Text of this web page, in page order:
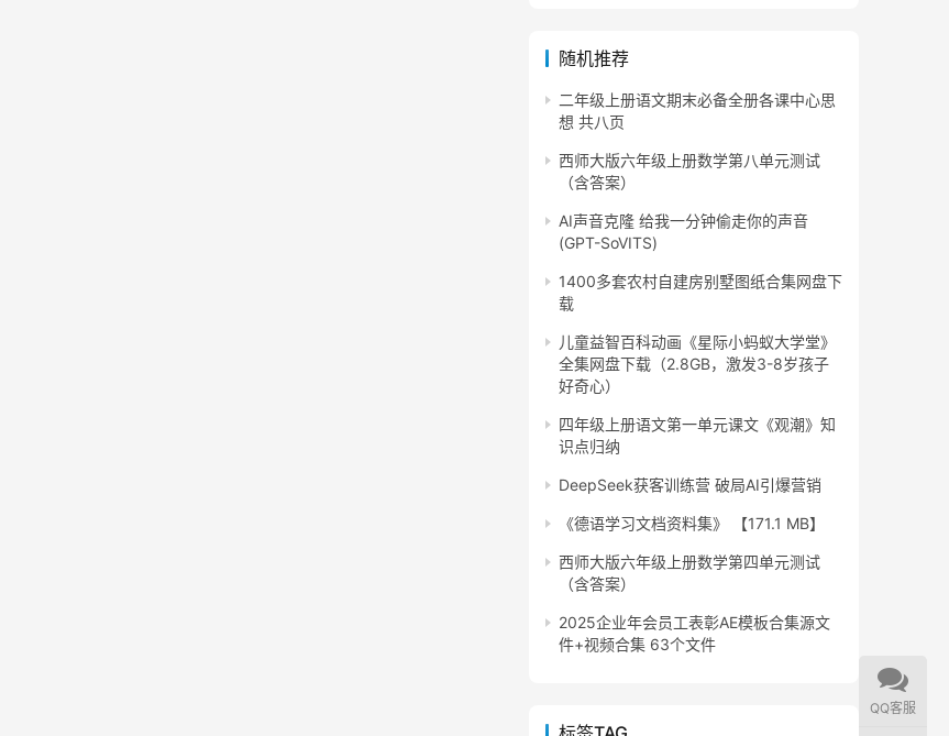
随机推荐
二年级上册语文期末必备全册各课中心思
想 共八页
西师大版六年级上册数学第八单元测试
（含答案）
AI声音克隆 给我一分钟偷走你的声音
(GPT-SoVITS)
1400多套农村自建房别墅图纸合集网盘下
载
儿童益智百科动画《星际小蚂蚁大学堂》
全集网盘下载（2.8GB，激发3-8岁孩子
好奇心）
四年级上册语文第一单元课文《观潮》知
识点归纳
DeepSeek获客训练营 破局AI引爆营销
《德语学习文档资料集》 【171.1 MB】
西师大版六年级上册数学第四单元测试
（含答案）
2025企业年会员工表彰AE模板合集源文
件+视频合集 63个文件
QQ客服